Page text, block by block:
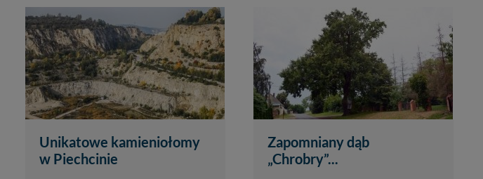
Unikatowe kamieniołomy
w Piechcinie
Zapomniany dąb
„Chrobry”...